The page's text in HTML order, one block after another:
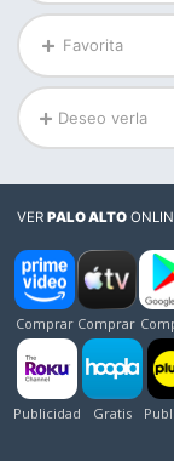
Favorita
Deseo verla
VERPALO ALTO